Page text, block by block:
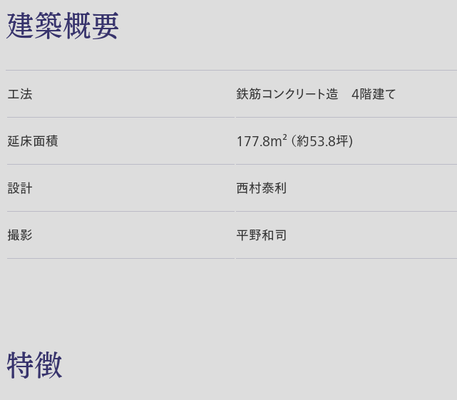
建築概要
工法 鉄筋コンクリート造 4階建て
延床面積 177.8m² （約53.8坪)
設計 西村泰利
撮影 平野和司
特徴